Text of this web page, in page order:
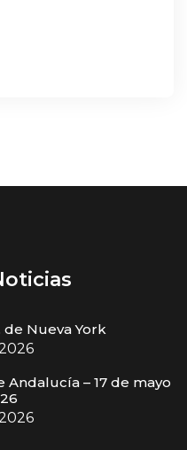
de Nueva York
– 17 de mayo